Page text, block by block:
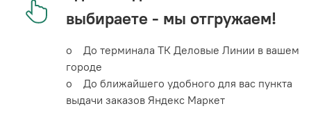
выбираете - мы отгружаем!
o До терминала ТК Деловые Линии в вашем
городе
o До ближайшего удобного для вас пункта
выдачи заказов Яндекс Маркет